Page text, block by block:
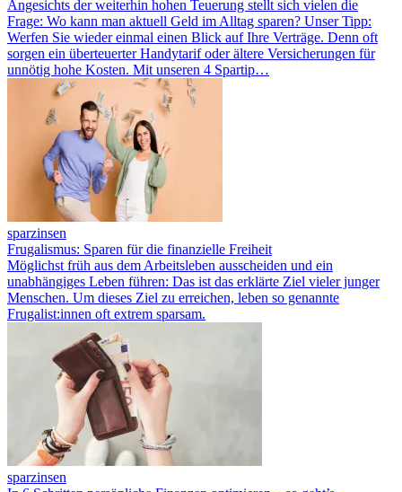
Angesichts der weiterhin hohen Teuerung stellt sich vielen die
Frage: Wo kann man aktuell Geld im Alltag sparen? Unser Tipp:
Werfen Sie wieder einmal einen Blick auf Ihre Verträge. Denn oft
sorgen ein überteuerter Handytarif oder ältere Versicherungen für
unnötig hohe Kosten. Mit unseren 4 Spartip…
sparzinsen
Frugalismus: Sparen für die finanzielle Freiheit
Möglichst früh aus dem Arbeitsleben ausscheiden und ein
unabhängiges Leben führen: Das ist das erklärte Ziel vieler junger
Menschen. Um dieses Ziel zu erreichen, leben so genannte
Frugalist:innen oft extrem sparsam.
sparzinsen